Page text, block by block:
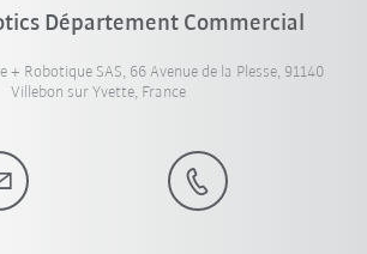
Département Commercial
+ Robotique SAS, 66 Avenue de la Plesse, 91140
Villebon sur Yvette, France